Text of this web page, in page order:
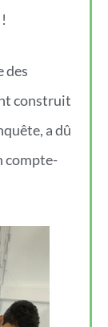
des
construit
a dû
compte-